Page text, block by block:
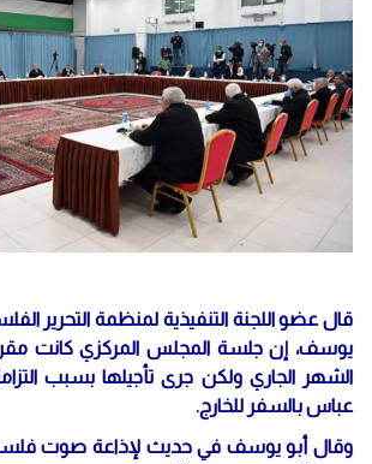
قال عضو اللجنة التنفيذية لمنظمة التحرير
الشهر الجاري ولكن جرى تأجيلها بسبب
عباس بالسفر للخارج.
وقال أبو يوسف في حديث لإذاعة صوت